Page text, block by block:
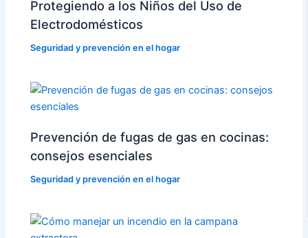
Protegiendo a los Niños del Uso de
Electrodomésticos
Seguridad y prevención en el hogar
Prevención de fugas de gas en cocinas:
consejos esenciales
Seguridad y prevención en el hogar